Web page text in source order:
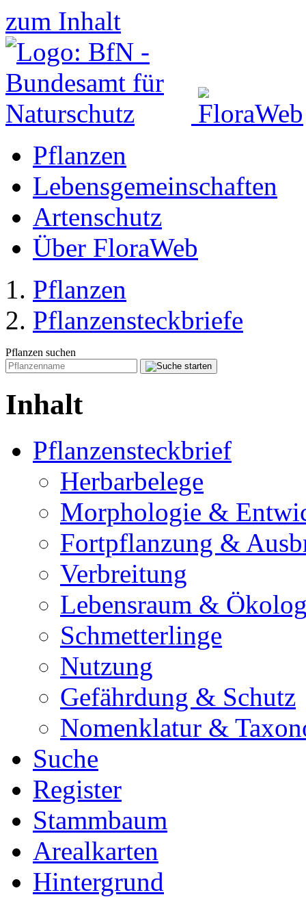
zum Inhalt
Pflanzen
Lebensgemeinschaften
Artenschutz
Über FloraWeb
Pflanzen
Pflanzensteckbriefe
Pflanzen suchen
Inhalt
Pflanzensteckbrief
Herbarbelege
Morphologie &
Fortpflanzung &
Verbreitung
Lebensraum &
Schmetterlinge
Nutzung
Gefährdung & Schutz
Nomenklatur &
Suche
Register
Stammbaum
Arealkarten
Hintergrund